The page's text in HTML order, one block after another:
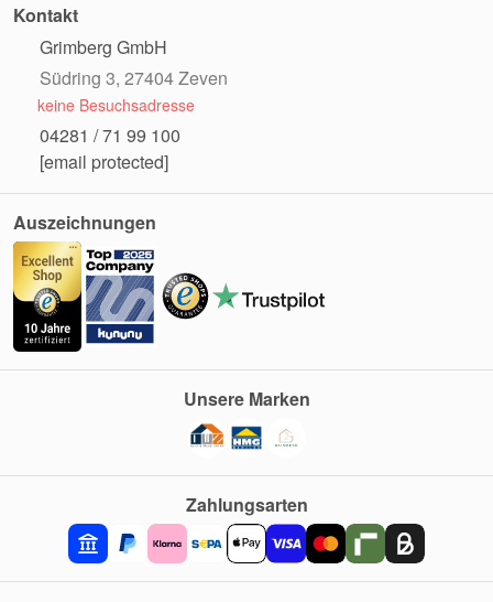
Kontakt
Grimberg GmbH
Südring 3, 27404 Zeven
keine Besuchsadresse
04281 / 71 99 100
[email protected]
Auszeichnungen
Zahlungsarten
Unsere Marken